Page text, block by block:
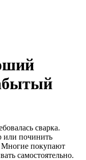
сварка.
или починить
Многие покупают
самостоятельно.